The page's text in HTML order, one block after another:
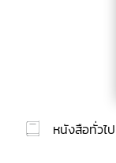
หนังสือทั่วไป